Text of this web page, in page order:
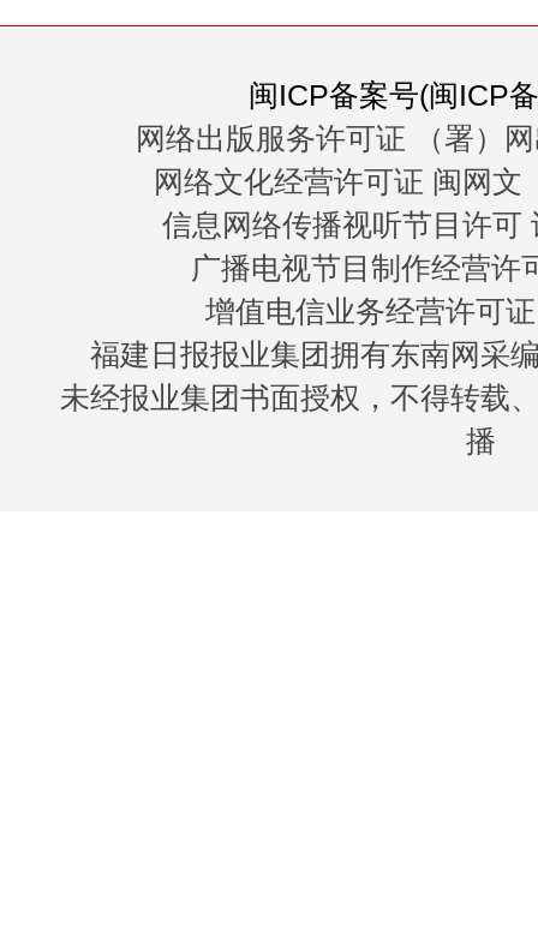
闽ICP备案号(闽ICP
网络出版服务许可证 （署）
网络文化经营许可证 闽网文
信息网络传播视听节目许可
广播电视节目制作经营许
增值电信业务经营许可
福建日报报业集团拥有东南网采
未经报业集团书面授权，不得转载
播